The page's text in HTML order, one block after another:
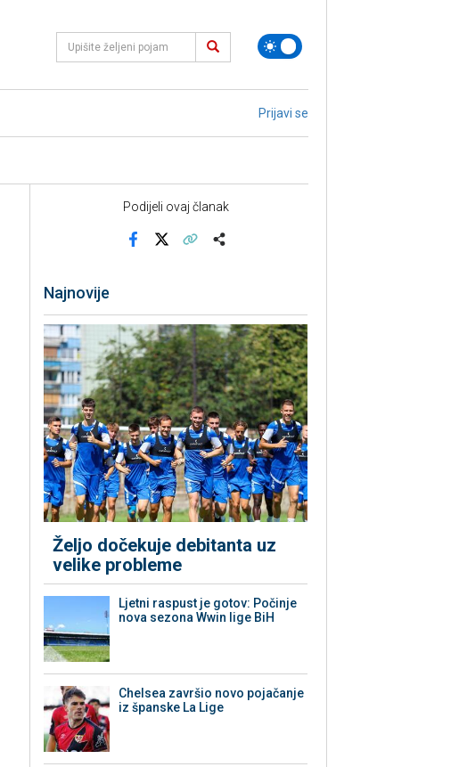
Prijavi se
Podijeli ovaj članak
Najnovije
Željo dočekuje debitanta uz
velike probleme
Ljetni raspust je gotov: Počinje
nova sezona Wwin lige BiH
Chelsea završio novo pojačanje
iz španske La Lige